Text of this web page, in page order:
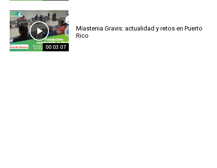
00:03:07
Miastenia Gravis: actualidad y retos en Puerto
Rico